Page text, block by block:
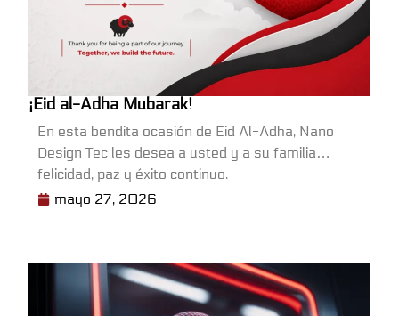
¡Eid al-Adha Mubarak!
En esta bendita ocasión de Eid Al-Adha, Nano
Design Tec les desea a usted y a su familia
felicidad, paz y éxito continuo.
Gracias por ser parte de nuestro camino.
mayo 27, 2026